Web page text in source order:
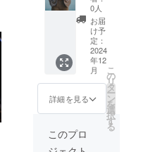
払い内
容」か
らリ
ターン
金額変
更が可
能で
す。
ティッ
クjune
アトリ
エ住所
〒761-
0104 香
川県高
松市高
松町
2175-
33
TAKAM
ATSU
イド
セット
アップ
ティッ
クjune
アトリ
エに
2024年
3〜6月
の間で
お越し
いただ
0人
お届
け予
定：
2024
年12
月
詳細を見る
こ
の
リ
タ
ー
ン
を
選
択
す
る
このプロ